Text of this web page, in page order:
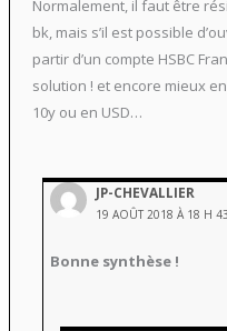
Normalement, il faut être
bk, mais s’il est possible
partir d’un compte HSBC
solution ! et encore mieux
10y ou en USD…
JP-CHEVALLIER
19 AOÛT 2018 À 18 H
Bonne synthèse !